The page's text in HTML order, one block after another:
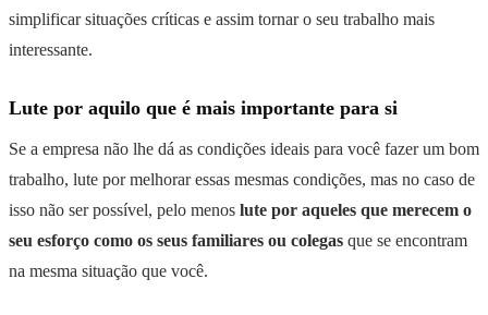
simplificar situações críticas e assim tornar o seu trabalho mais
interessante.
Lute por aquilo que é mais importante para si
Se a empresa não lhe dá as condições ideais para você fazer um bom
trabalho, lute por melhorar essas mesmas condições, mas no caso de
isso não ser possível, pelo menos lute por aqueles que merecem o
seu esforço como os seus familiares ou colegas que se encontram
na mesma situação que você.